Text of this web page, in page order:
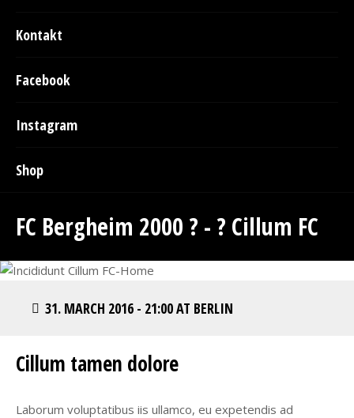
Kontakt
Facebook
Instagram
Shop
FC Bergheim 2000 ? - ? Cillum FC
31. MARCH 2016 - 21:00 AT BERLIN
Cillum tamen dolore
Laborum voluptatibus iis ullamco, eu expetendis ad